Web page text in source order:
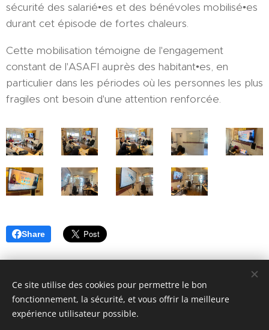
sécurité des salarié•es et des bénévoles mobilisé•es
durant cet épisode de fortes chaleurs.
Cette mobilisation témoigne de l'engagement
constant de l'ASAFI auprès des habitant•es, en
particulier dans les périodes où les personnes les plus
fragiles ont besoin d'une attention renforcée.
Share
© 2018 ASAFI : 12 Place du Caquet, 93200 Saint-Denis. Tous
Ce site utilise des cookies pour permettre le bon
fonctionnement, la sécurité, et vous offrir la meilleure
expérience utilisateur possible.